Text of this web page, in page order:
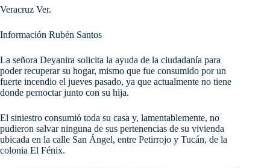
Veracruz Ver.
Información Rubén Santos
La señora Deyanira solicita la ayuda de la ciudadanía para
poder recuperar su hogar, mismo que fue consumido por un
fuerte incendio el jueves pasado, ya que actualmente no tiene
donde pernoctar junto con su hija.
El siniestro consumió toda su casa y, lamentablemente, no
pudieron salvar ninguna de sus pertenencias de su vivienda
ubicada en la calle San Ángel, entre Petirrojo y Tucán, de la
colonia El Fénix.